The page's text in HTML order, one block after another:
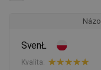
SvenŁ
Kvalita: